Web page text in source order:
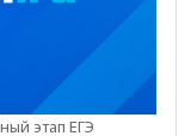
этап ЕГЭ